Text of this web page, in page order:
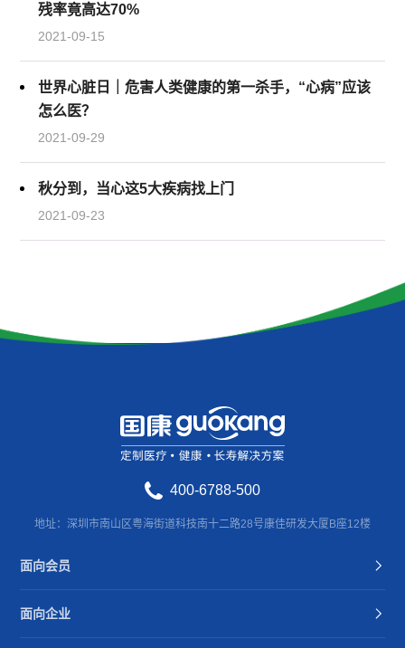
残率竟高达70%
2021-09-15
世界心脏日｜危害人类健康的第一杀手，“心病”应该
怎么医？
2021-09-29
秋分到，当心这5大疾病找上门
2021-09-23
400-6788-500
地址：深圳市南山区粤海街道科技南十二路28号康佳研发大厦B座12楼
面向会员
面向企业